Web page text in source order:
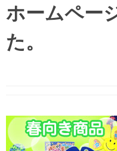
ホームペー
た。